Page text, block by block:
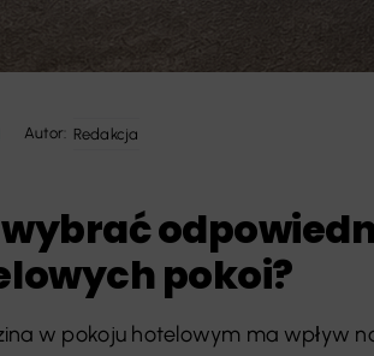
Autor: Redakcja
pokoi?
w pokoju hotelowym ma wpływ